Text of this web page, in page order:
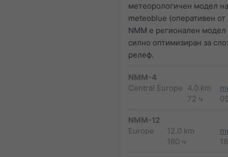
метеорологичен модел на
meteoblue (оперативен от
NMM е регионален модел
силно оптимизиран за
релеф.
NMM-4
Central Europe 4.0 km
72 ч
NMM-12
Europe
12.0 km
180 ч